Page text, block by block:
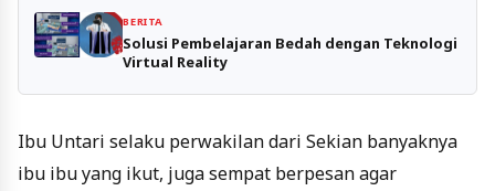
BERITA
Solusi Pembelajaran Bedah dengan Teknologi
Virtual Reality
Ibu Untari selaku perwakilan dari Sekian banyaknya
ibu ibu yang ikut, juga sempat berpesan agar